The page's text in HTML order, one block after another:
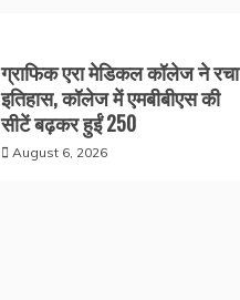
ग्राफिक एरा मेडिकल कॉलेज ने रचा
इतिहास, कॉलेज में एमबीबीएस की
सीटें बढ़कर हुईं 250
August 6, 2026